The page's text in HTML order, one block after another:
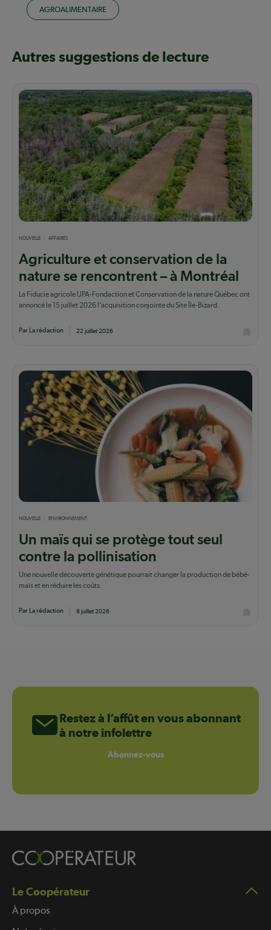
AGROALIMENTAIRE
Autres suggestions de lecture
NOUVELLE AFFAIRES
Agriculture et conservation de la
nature se rencontrent – à Montréal
La Fiducie agricole UPA-Fondaction et Conservation de la nature Québec ont
annoncé le 15 juillet 2026 l’acquisition conjointe du Site Île-Bizard.
Par La rédaction 22 juillet 2026
NOUVELLE ENVIRONNEMENT
Un maïs qui se protège tout seul
contre la pollinisation
Une nouvelle découverte génétique pourrait changer la production de bébé-
maïs et en réduire les coûts.
Par La rédaction 8 juillet 2026
Restez à l’affût en vous abonnant
à notre infolettre
Abonnez-vous
Le Coopérateur
À propos